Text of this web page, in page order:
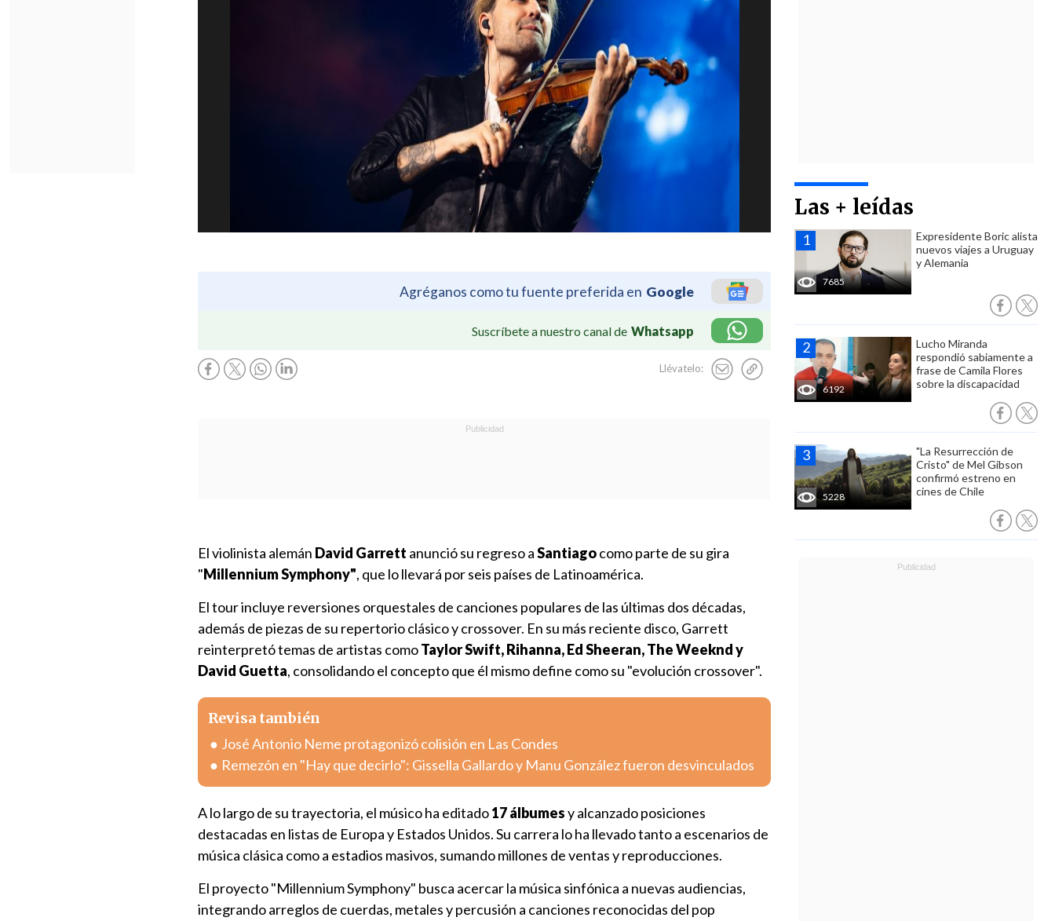
Agréganos como tu fuente preferida en Google
Suscríbete a nuestro canal de Whatsapp
Llévatelo:
Las + leídas
7685
Expresidente Boric alista
nuevos viajes a Uruguay
y Alemania
6192
Lucho Miranda
respondió sabiamente a
frase de Camila Flores
sobre la discapacidad
5228
"La Resurrección de
Cristo" de Mel Gibson
confirmó estreno en
cines de Chile
El violinista alemán David Garrett anunció su regreso aSantiagocomo parte de su gira
"Millennium Symphony", que lo llevará por seis países de Latinoamérica.
El tour incluye reversiones orquestales de canciones populares de las últimas dos décadas,
además de piezas de su repertorio clásico y crossover. En su más reciente disco, Garrett
reinterpretó temas de artistas comoTaylor Swift, Rihanna, Ed Sheeran, The Weeknd y
David Guetta, consolidando el concepto que él mismo define como su "evolución crossover".
Revisa también
José Antonio Neme protagonizó colisión en Las Condes
Remezón en "Hay que decirlo": Gissella Gallardo y Manu González fueron desvinculados
A lo largo de su trayectoria, el músico ha editado17 álbumesy alcanzado posiciones
destacadas en listas de Europa y Estados Unidos. Su carrera lo ha llevado tanto a escenarios de
música clásica como a estadios masivos, sumando millones de ventas y reproducciones.
El proyecto "Millennium Symphony" busca acercar la música sinfónica a nuevas audiencias,
integrando arreglos de cuerdas, metales y percusión a canciones reconocidas del pop